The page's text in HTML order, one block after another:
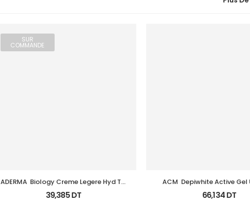
SUR
COMMANDE
ADERMA  Biology Creme Legere Hyd Tb
0Ml
39,385DT
ACM  Depiwhite Active
Anti Taches 40Ml
66,134DT